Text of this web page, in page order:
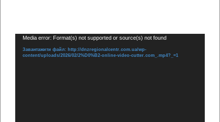
Відеопрогравач
Media error: Format(s) not supported or source(s) not found
Завантажити файл: http://dnzregionalcentr.com.ua/wp-
content/uploads/2026/02/2%D0%B2-online-video-cutter.com_.mp4?_=1